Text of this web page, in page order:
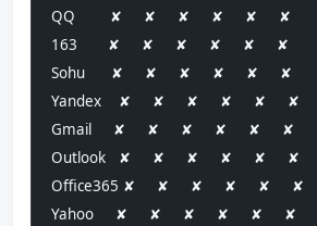
QQ        ✘     ✘     ✘     ✘     ✘     ✘
163       ✘     ✘     ✘     ✘     ✘     ✘
Sohu      ✘     ✘     ✘     ✘     ✘     ✘
Yandex    ✘     ✘     ✘     ✘     ✘     ✘
Gmail     ✘     ✘     ✘     ✘     ✘     ✘
Outlook   ✘     ✘     ✘     ✘     ✘     ✘
Office365 ✘     ✘     ✘     ✘     ✘     ✘
Yahoo     ✘     ✘     ✘     ✘     ✘     ✘